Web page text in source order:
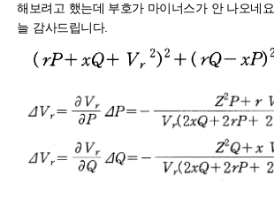
해보려고 했는데 부호가 마이너스가 안 나오네요.
늘 감사드립니다.